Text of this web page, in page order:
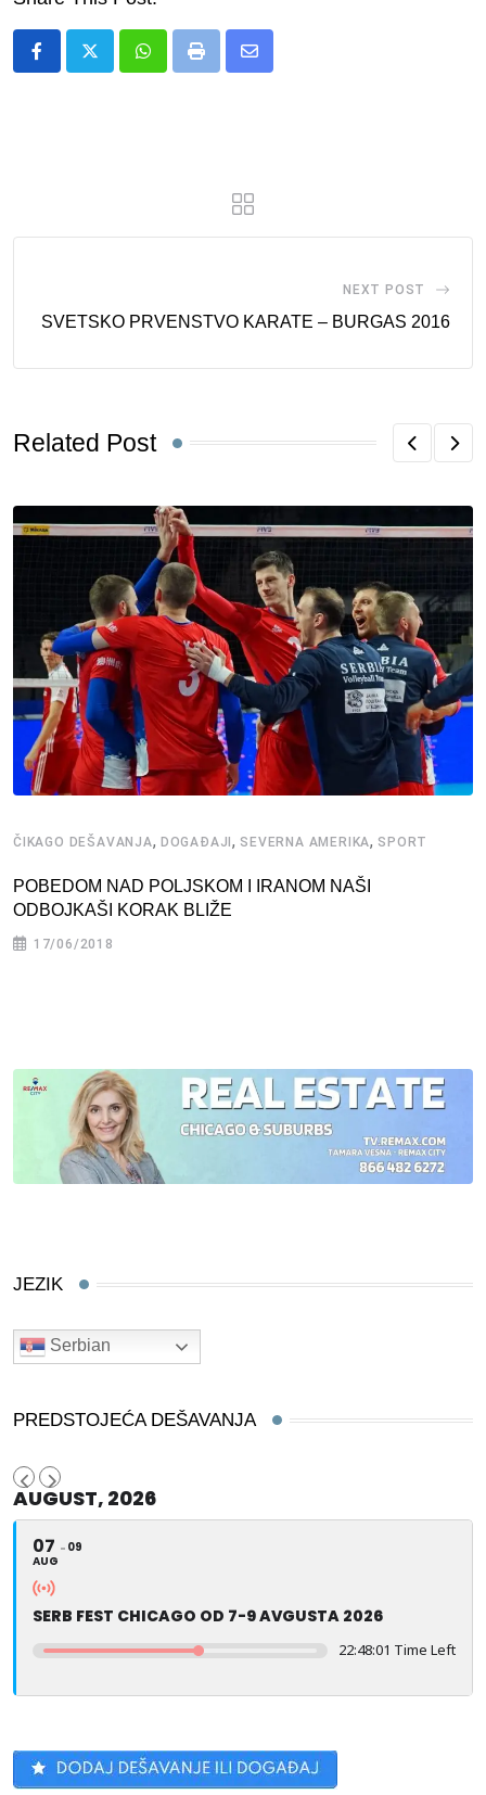
Whatsapp
Print
Share
NEXT POST
SVETSKO PRVENSTVO KARATE – BURGAS 2016
Related Post
ČIKAGO DEŠAVANJA, DOGAĐAJI, SEVERNA AMERIKA, SPORT
POBEDOM NAD POLJSKOM I IRANOM NAŠI
ODBOJKAŠI KORAK BLIŽE
17/06/2018
JEZIK
Serbian
PREDSTOJEĆA DEŠAVANJA
AUGUST, 2026
07
AUG
09
SERB FEST CHICAGO OD 7-9 AVGUSTA 2026
22:48:00 Time Left